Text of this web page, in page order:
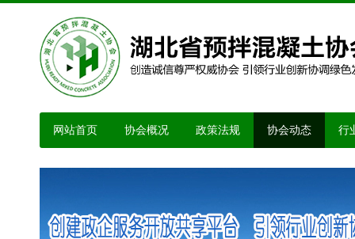
网站首页 协会概况 政策法规 协会动态 行